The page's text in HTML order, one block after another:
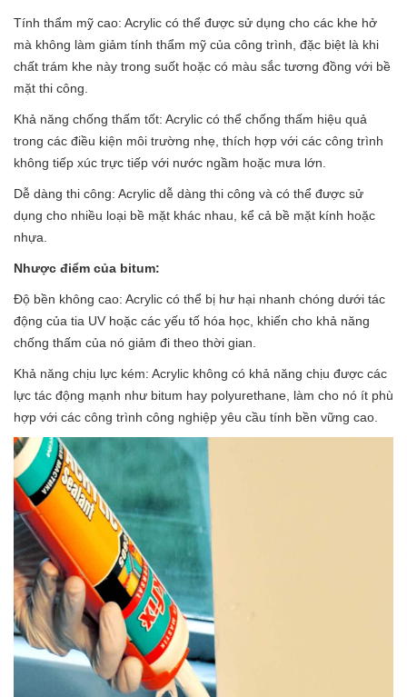
Tính thẩm mỹ cao: Acrylic có thể được sử dụng cho các khe hở
mà không làm giảm tính thẩm mỹ của công trình, đặc biệt là khi
chất trám khe này trong suốt hoặc có màu sắc tương đồng với bề
mặt thi công.
Khả năng chống thấm tốt: Acrylic có thể chống thấm hiệu quả
trong các điều kiện môi trường nhẹ, thích hợp với các công trình
không tiếp xúc trực tiếp với nước ngầm hoặc mưa lớn.
Dễ dàng thi công: Acrylic dễ dàng thi công và có thể được sử
dụng cho nhiều loại bề mặt khác nhau, kể cả bề mặt kính hoặc
nhựa.
Nhược điểm của bitum:
Độ bền không cao: Acrylic có thể bị hư hại nhanh chóng dưới tác
động của tia UV hoặc các yếu tố hóa học, khiến cho khả năng
chống thấm của nó giảm đi theo thời gian.
Khả năng chịu lực kém: Acrylic không có khả năng chịu được các
lực tác động mạnh như bitum hay polyurethane, làm cho nó ít phù
hợp với các công trình công nghiệp yêu cầu tính bền vững cao.